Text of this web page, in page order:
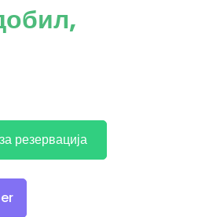
резервација